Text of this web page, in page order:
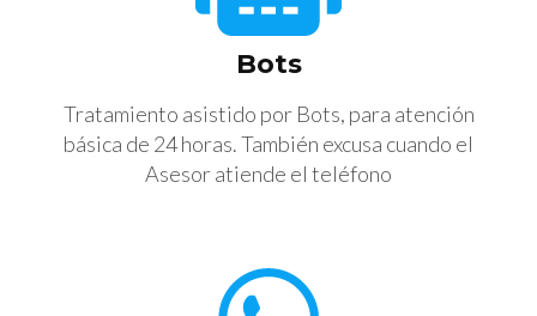
Bots
Tratamiento asistido por Bots, para atención
básica de 24 horas. También excusa cuando el
Asesor atiende el teléfono